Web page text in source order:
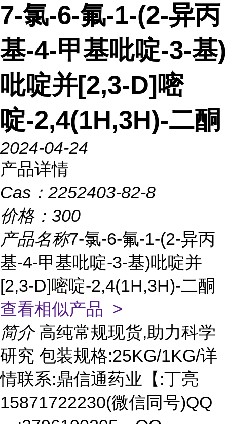
7-氯-6-氟-1-(2-异丙
基-4-甲基吡啶-3-基)
吡啶并[2,3-D]嘧
啶-2,4(1H,3H)-二酮
2024-04-24
产品详情
Cas： 2252403-82-8
价格： 300
产品名称7-氯-6-氟-1-(2-异丙
基-4-甲基吡啶-3-基)吡啶并
[2,3-D]嘧啶-2,4(1H,3H)-二酮
查看相似产品 >
简介 高纯常规现货,助力科学
研究 包装规格:25KG/1KG/详
情联系:鼎信通药业【:丁亮
15871722230(微信同号)QQ